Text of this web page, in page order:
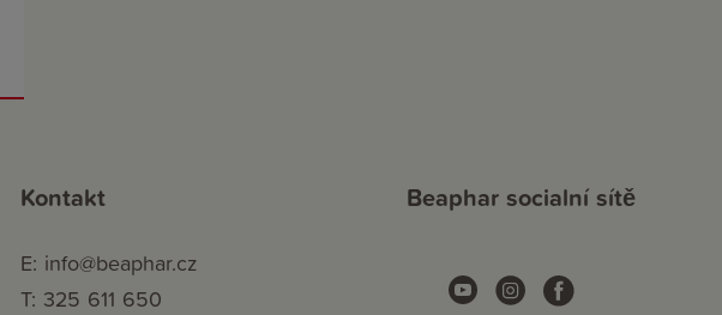
Kontakt
E: info@beaphar.cz
T: 325 611 650
Beaphar socialní sítě